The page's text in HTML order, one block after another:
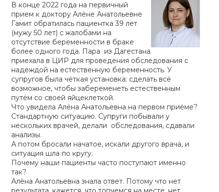
В конце 2022 года на первичный
прием к доктору Алёне Анатольевне
Гамит обратилась пациентка 39 лет
(мужу 50 лет) с жалобами на
отсутствие беременности в браке
более одного года. Пара из Дагестана
приехала в ЦИР для проведения обследования с
надеждой на естественную беременность. У
супругов была чёткая установка: сделать всё
возможное, чтобы забеременеть естественным
путём со своей яйцеклеткой.
Что увидела Алёна Анатольевна на первом приёме?
Стандартную ситуацию. Супруги побывали у
нескольких врачей, делали обследования, сдавали
анализы.
А потом бросали начатое, искали другого врача, и
ситуация шла по кругу.
Почему наши пациенты часто поступают именно
так?
Алёна Анатольевна знала ответ. Потому что нет